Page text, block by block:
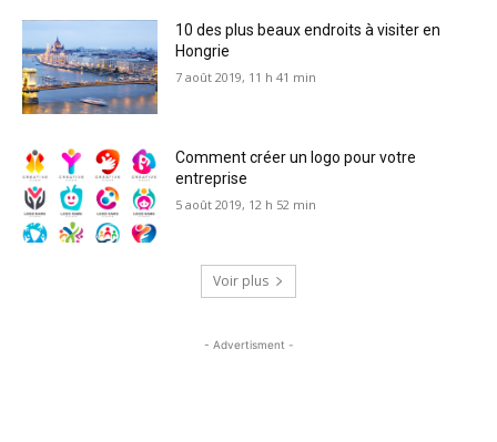
10 des plus beaux endroits à visiter en
Hongrie
7 août 2019, 11 h 41 min
Comment créer un logo pour votre
entreprise
5 août 2019, 12 h 52 min
Voir plus
- Advertisment -